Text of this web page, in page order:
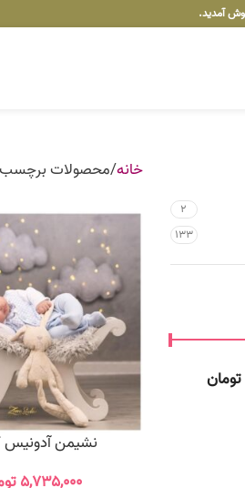
آمدید.
2
133
خانه محصولات برچسب
نشیمن آدونیس
۵,۷۳۵,۰۰۰